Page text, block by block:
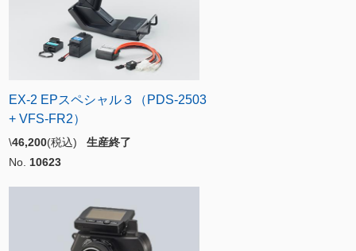
EX-2 EPスペシャル３（PDS-2503
+ VFS-FR2）
\46,200(税込) 生産終了
No. 10623